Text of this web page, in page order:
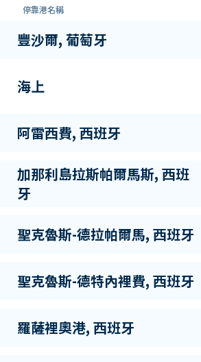
停靠港名稱
豐沙爾, 葡萄牙
海上
阿雷西費, 西班牙
加那利島拉斯帕爾馬斯, 西班
牙
聖克魯斯-德拉帕爾馬, 西班牙
聖克魯斯-德特內裡費, 西班牙
羅薩裡奧港, 西班牙